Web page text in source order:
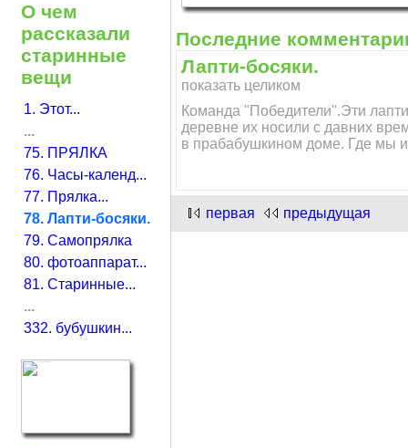
О чем
рассказали
старинные
вещи
1. Этот...
...
75. ПРЯЛКА
76. Часы-календ...
77. Прялка...
78. Лапти-босяки.
79. Самопрялка
80. фотоаппарат...
81. Старинные...
...
332. бубушкин...
Последние
Лапти-босяки.
показать целиком
Команда "Победители".Эти
деревне их носили с давних
в прабабушкином доме. Где мы
первая предыдущая